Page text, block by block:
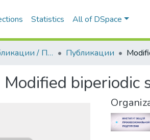
Communities &
Научные публикации / Препринты Публикации
Modified biperiodic